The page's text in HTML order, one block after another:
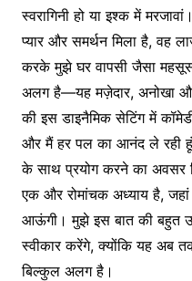
स्वरागिनी हो या इश्क में
प्यार और समर्थन मिला है, वह
करके मुझे घर वापसी जैसा महसूस
अलग है—यह मज़ेदार, अनोखा
की इस डाइनैमिक सेटिंग में
और मैं हर पल का आनंद ले रही
के साथ प्रयोग करने का अवसर
एक और रोमांचक अध्याय है,
आऊंगी। मुझे इस बात की बहुत
स्वीकार करेंगे, क्योंकि यह अब
बिल्कुल अलग है।